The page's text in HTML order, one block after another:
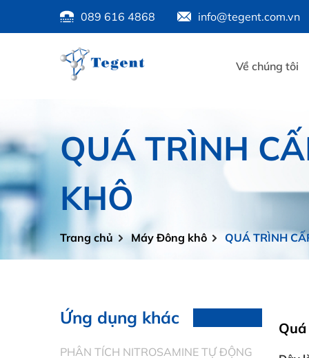
089 616 4868 info@tegent.com.vn
Về chúng tôi
QUÁ TRÌNH
KHÔ
Trang chủ Máy Đông khô QUÁ TRÌNH
Ứng dụng khác
PHÂN TÍCH NITROSAMINE TỰ ĐỘNG